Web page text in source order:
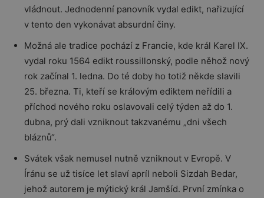
vládnout. Jednodenní panovník vydal edikt, nařizující
v tento den vykonávat absurdní činy.
Možná ale tradice pochází z Francie, kde král Karel IX.
vydal roku 1564 edikt roussillonský, podle něhož nový
rok začínal 1. ledna. Do té doby ho totiž někde slavili
25. března. Ti, kteří se královým ediktem neřídili a
příchod nového roku oslavovali celý týden až do 1.
dubna, prý dali vzniknout takzvanému „dni všech
bláznů“.
Svátek však nemusel nutně vzniknout v Evropě. V
Íránu se už tisíce let slaví apríl neboli Sizdah Bedar,
jehož autorem je mýtický král Jamšíd. První zmínka o